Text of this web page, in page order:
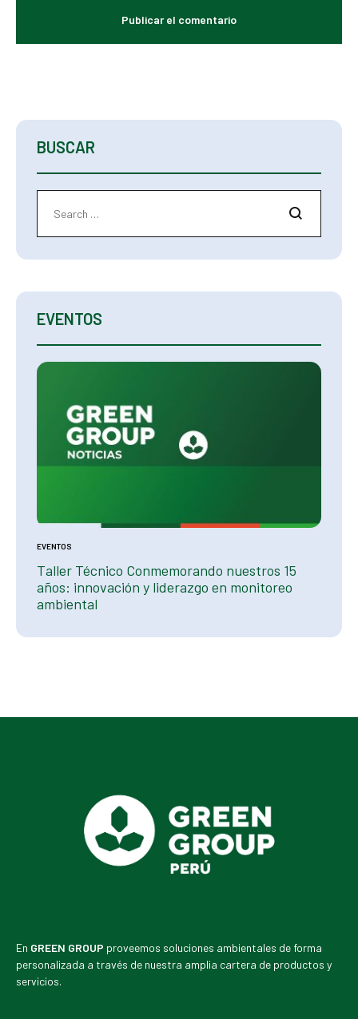
BUSCAR
Search
EVENTOS
EVENTOS
Taller Técnico Conmemorando nuestros 15
años: innovación y liderazgo en monitoreo
ambiental
En GREEN GROUP proveemos soluciones ambientales de forma
personalizada a través de nuestra amplia cartera de productos y
servicios.